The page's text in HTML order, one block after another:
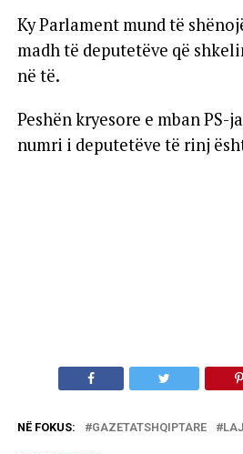
Ky Parlament mund të
madh të deputetëve që
në të.
Peshën kryesore e mban PS-
numri i deputetëve të rinj
NË FOKUS: GAZETATSHQIPTARE